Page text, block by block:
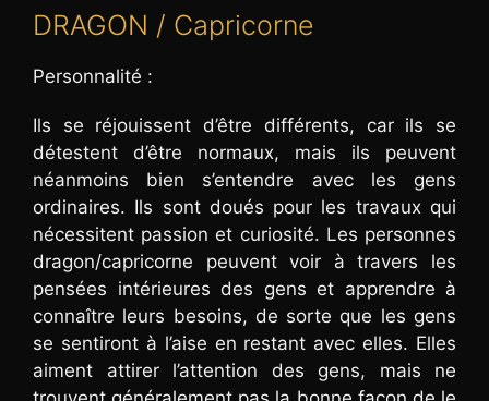
DRAGON / Capricorne
Personnalité :
Ils se réjouissent d’être différents, car ils se
détestent d’être normaux, mais ils peuvent
néanmoins bien s’entendre avec les gens
ordinaires. Ils sont doués pour les travaux qui
nécessitent passion et curiosité. Les personnes
dragon/capricorne peuvent voir à travers les
pensées intérieures des gens et apprendre à
connaître leurs besoins, de sorte que les gens
se sentiront à l’aise en restant avec elles. Elles
aiment attirer l’attention des gens, mais ne